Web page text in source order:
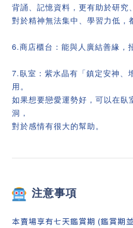
背誦、記憶資料，更有助於研究
對於精神無法集中、學習力低，
6.商店櫃台：能與人廣結善緣，
7.臥室：紫水晶有「鎮定安神、
用。
如果想要戀愛運勢好，可以在臥
洞，
對於感情有很大的幫助。
注意事項
本賣場享有七天鑑賞期 (鑑賞期